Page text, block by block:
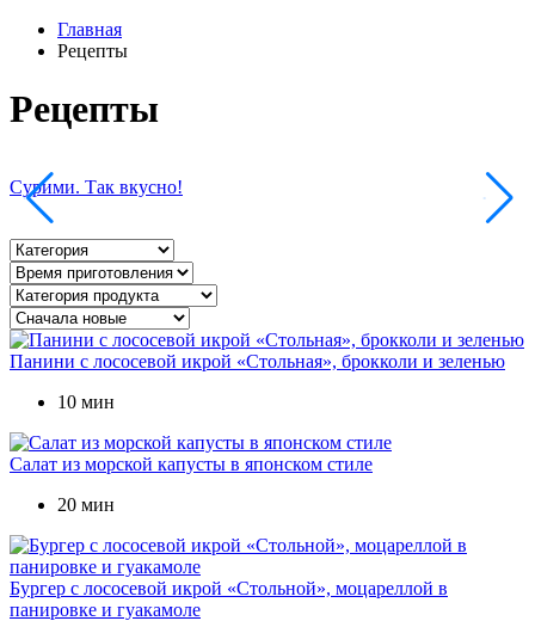
Главная
Рецепты
Рецепты
Сурими. Так вкусно!
Панини с лососевой икрой «Стольная», брокколи и зеленью
10 мин
Салат из морской капусты в японском стиле
20 мин
Бургер с лососевой икрой «Стольной», моцареллой в
панировке и гуакамоле